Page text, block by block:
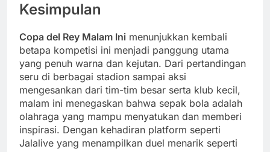
Kesimpulan
Copa del Rey Malam Ini menunjukkan kembali
betapa kompetisi ini menjadi panggung utama
yang penuh warna dan kejutan. Dari pertandingan
seru di berbagai stadion sampai aksi
mengesankan dari tim-tim besar serta klub kecil,
malam ini menegaskan bahwa sepak bola adalah
olahraga yang mampu menyatukan dan memberi
inspirasi. Dengan kehadiran platform seperti
Jalalive yang menampilkan duel menarik seperti